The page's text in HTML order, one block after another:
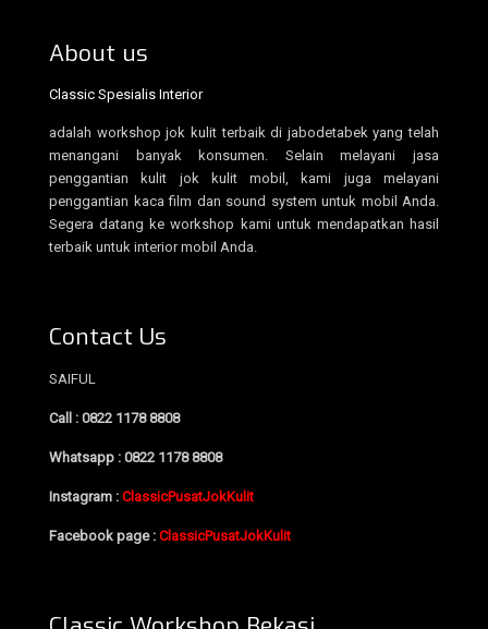
About us
Classic Spesialis Interior
adalah workshop jok kulit terbaik di jabodetabek yang telah
menangani banyak konsumen. Selain melayani jasa
penggantian kulit jok kulit mobil, kami juga melayani
penggantian kaca film dan sound system untuk mobil Anda.
Segera datang ke workshop kami untuk mendapatkan hasil
terbaik untuk interior mobil Anda.
Contact Us
SAIFUL
Call : 0822 1178 8808
Whatsapp : 0822 1178 8808
Instagram : ClassicPusatJokKulit
Facebook page : ClassicPusatJokKulit